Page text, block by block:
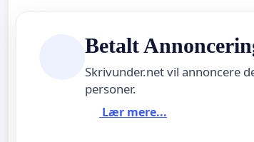
Betalt
Skrivunder.net vil annoncere
personer.
Lær mere...